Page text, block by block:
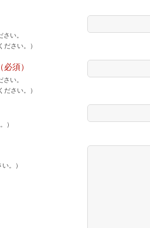
い。
ださい。）
（必須）
い。
ださい。）
）
。）